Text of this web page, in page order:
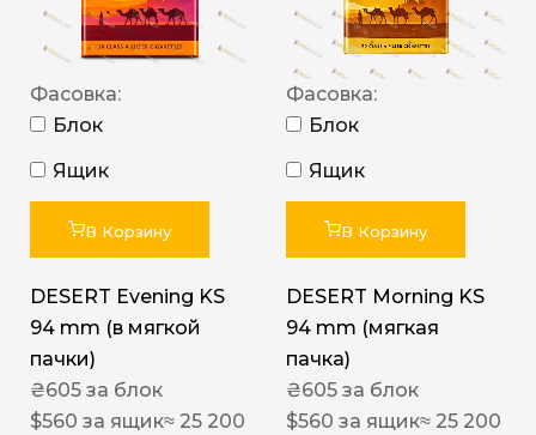
Фасовка:
Блок
Ящик
В Корзину
DESERT Evening KS
94 mm (в мягкой
пачки)
₴605 за блок
$560 за ящик≈ 25 200
Фасовка:
Блок
Ящик
В Корзину
DESERT Morning KS
94 mm (мягкая
пачка)
₴605 за блок
$560 за ящик≈ 25 200